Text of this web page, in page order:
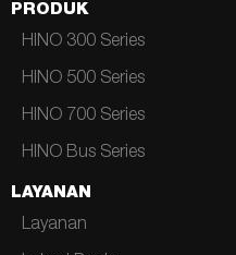
PRODUK
HINO 300 Series
HINO 500 Series
HINO 700 Series
HINO Bus Series
LAYANAN
Layanan